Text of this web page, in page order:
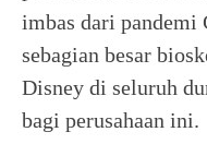
imbas dari
sebagian besar
Disney di seluruh
bagi perusahaan ini.